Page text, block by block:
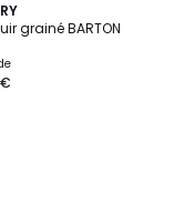
grainé BARTON